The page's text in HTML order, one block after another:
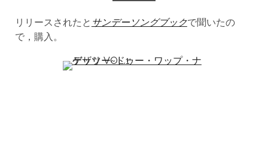
リリースされたと サンデーソングブックで聞いたの
で，購入。